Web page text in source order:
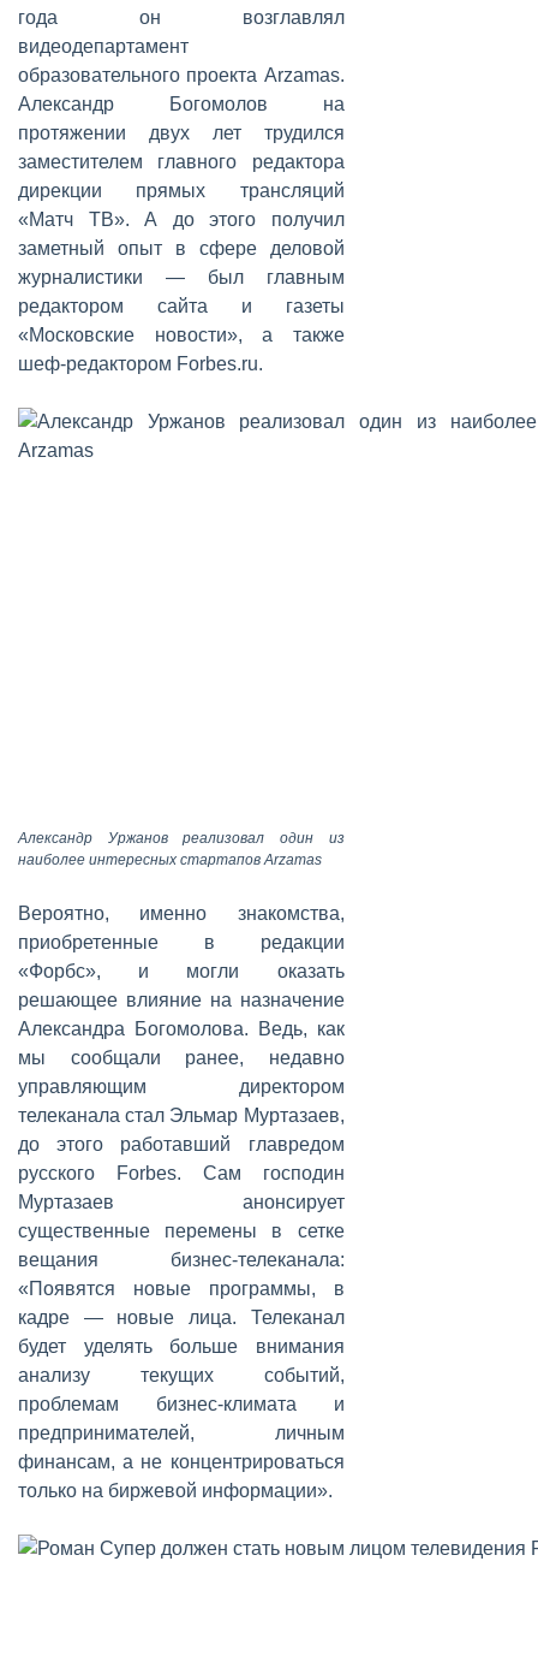
года он возглавлял
видеодепартамент
образовательного проекта Arzamas.
Александр Богомолов на
протяжении двух лет трудился
заместителем главного редактора
дирекции прямых трансляций
«Матч ТВ». А до этого получил
заметный опыт в сфере деловой
журналистики — был главным
редактором сайта и газеты
«Московские новости», а также
шеф-редактором Forbes.ru.
Александр Уржанов реализовал один из
наиболее интересных стартапов Arzamas
Вероятно, именно знакомства,
приобретенные в редакции
«Форбс», и могли оказать
решающее влияние на назначение
Александра Богомолова. Ведь, как
мы сообщали ранее, недавно
управляющим директором
телеканала стал Эльмар Муртазаев,
до этого работавший главредом
русского Forbes. Сам господин
Муртазаев анонсирует
существенные перемены в сетке
вещания бизнес-телеканала:
«Появятся новые программы, в
кадре — новые лица. Телеканал
будет уделять больше внимания
анализу текущих событий,
проблемам бизнес-климата и
предпринимателей, личным
финансам, а не концентрироваться
только на биржевой информации».